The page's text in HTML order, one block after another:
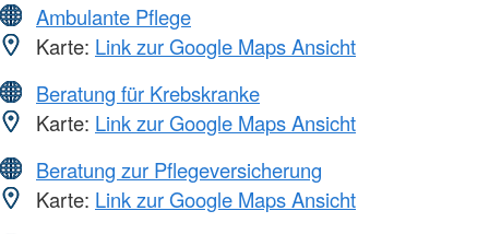
Ambulante Pflege
Karte: Link zur Google Maps Ansicht
Beratung für Krebskranke
Karte: Link zur Google Maps Ansicht
Beratung zur Pflegeversicherung
Karte: Link zur Google Maps Ansicht